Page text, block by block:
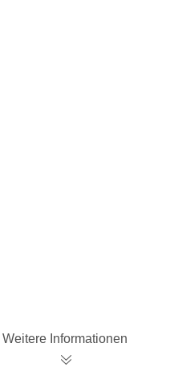
Weitere Informationen